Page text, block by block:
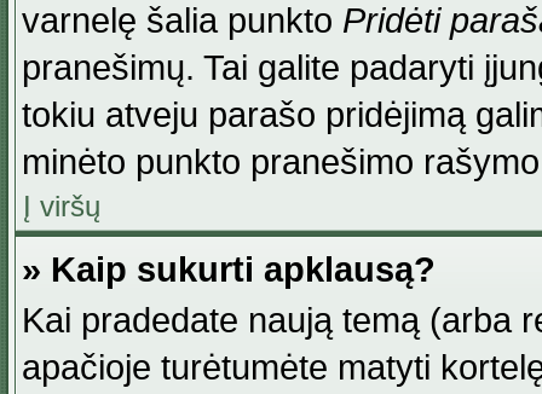
varnelę šalia punkto Pridėti
pranešimų. Tai galite padaryti
tokiu atveju parašo pridėjimą
minėto punkto pranešimo
Į viršų
» Kaip sukurti apklausą?
Kai pradedate naują temą (arba
apačioje turėtumėte matyti